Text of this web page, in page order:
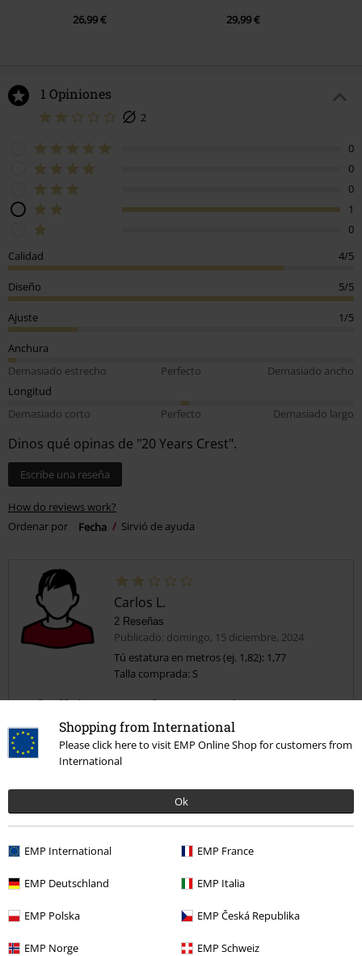
Shopping from International
Please click here to visit EMP Online Shop for customers from
International
Ok
EMP International EMP France
EMP Deutschland EMP Italia
EMP Polska EMP Česká Republika
EMP Norge EMP Schweiz
26,99 € 29,99 €
1 Opiniones
2
0
0
0
1
0
Calidad
4/5
Diseño 5/5
Ajuste 1/5
Anchura
Demasiado estrecho
Perfecto
Demasiado ancho
Longitud
Demasiado corto
Perfecto Demasiado largo
Dinos qué opinas de "20 Years Crest".
Escribe una reseña
How do reviews work?
Ordenar por
Fecha Sirvió de ayuda
Carlos L.
2 Reseñas
Publicado: domingo, 15 diciembre, 2024
Tú estatura en metros (ej. 1,82): 1,77
Talla comprada: S
Mal tallaje, como todas sus camisetas
Como siempre, deberían cambiar a otro proveedor de camisetas
que no sea Gildan. Nunca queda bien, si eliges la talla que te
corresponde siempre quedan largas
Calidad
Diseño
Ajuste
Demasiado estrecho
Perfecto
Demasiado ancho
Longitud